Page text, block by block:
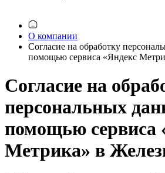
О компании
Согласие на обработку
помощью сервиса «Яндекс
Согласие на
персональных
помощью сервиса
Метрика» в